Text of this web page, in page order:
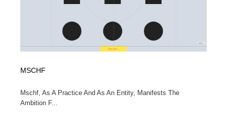
MSCHF
Mschf, As A Practice And As An Entity, Manifests The
Ambition F...